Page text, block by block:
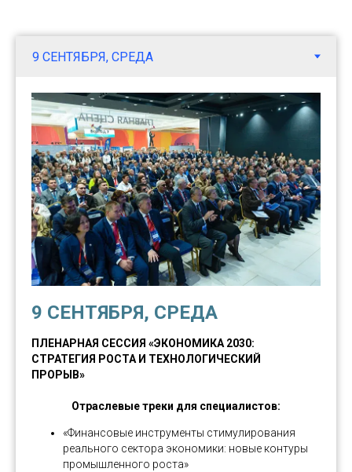
9 СЕНТЯБРЯ, СРЕДА
ПЛЕНАРНАЯ СЕССИЯ «ЭКОНОМИКА 2030:
СТРАТЕГИЯ РОСТА И ТЕХНОЛОГИЧЕСКИЙ
ПРОРЫВ»
Отраслевые треки для специалистов:
«Финансовые инструменты стимулирования
реального сектора экономики: новые контуры
промышленного роста»